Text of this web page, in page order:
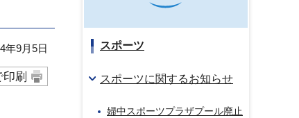
9月5日
刷
スポーツ
スポーツに関するお知らせ
婦中スポーツプラザプール廃止